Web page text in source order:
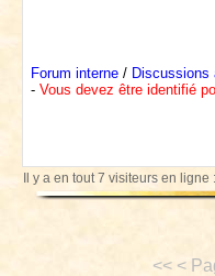
Forum interne / Discussions
- Vous devez être identifié
Il y a en tout 7 visiteurs en
<< <